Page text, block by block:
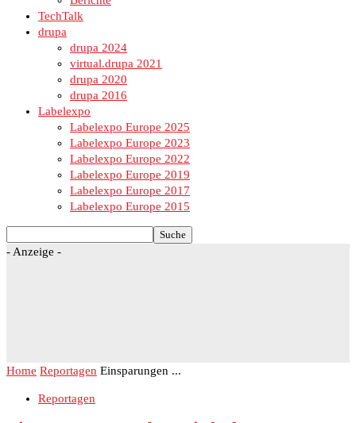
TechTalk
drupa
drupa 2024
virtual.drupa 2021
drupa 2020
drupa 2016
Labelexpo
Labelexpo Europe 2025
Labelexpo Europe 2023
Labelexpo Europe 2022
Labelexpo Europe 2019
Labelexpo Europe 2017
Labelexpo Europe 2015
- Anzeige -
Home Reportagen Einsparungen ...
Reportagen